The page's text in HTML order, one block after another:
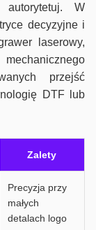
W
decyzyjne i
laserowy,
przejść
DTF lub
Zalety
Precyzja przy
małych
detalach logo